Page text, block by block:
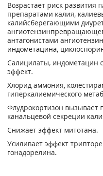
Возрастает риск развития
препаратами калия,
калийсберегающими
антагонистами
индометацина,
Салицилаты, индометацин
эффект.
Хлорид аммония,
гиперкалиемического
Флудрокортизон вызывает
канальцевой секреции
Снижает эффект митотана.
Усиливает эффект
гонадорелина.